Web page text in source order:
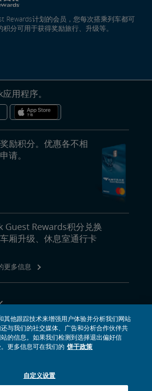
Rewards计划的会员，您每次搭乘列车都可
分可用于获得奖励旅行、升级等。
用程序。
励积分。优惠各不相
请。
Guest Rewards积分兑换
厢升级、休息室通行卡
更多信息
旅行
主页将在新窗口中打开
Twitter主页将在新窗口中打开
的Instagram主页将在新窗口中打开
Amtrak的Linkedin主页将在新窗口中打开
Amtrak的YouTube主页将在新窗口中打开
Pinterest将在新窗口中打开
其他跟踪技术来增强用户体验并分析我们网站
与我们的社交媒体、广告和分析合作伙伴共
的信息。如果我们检测到选择退出偏好信
更多信息可在我们的 饼干政策
自定义设置